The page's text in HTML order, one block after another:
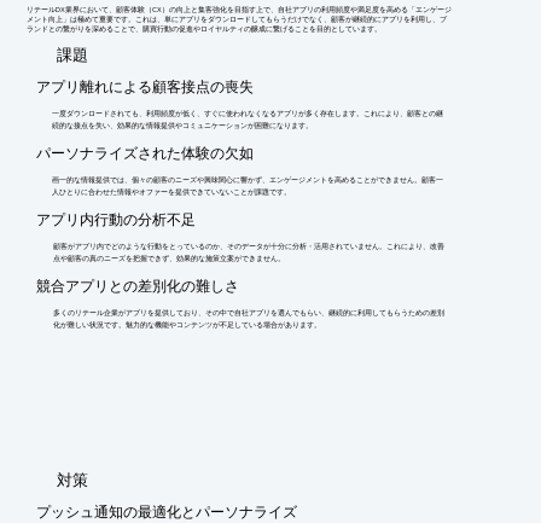
リテールDX業界において、顧客体験（CX）の向上と集客強化を目指す上で、自社アプリの利用頻度や満足度を高める「エンゲージ
メント向上」は極めて重要です。これは、単にアプリをダウンロードしてもらうだけでなく、顧客が継続的にアプリを利用し、ブ
ランドとの繋がりを深めることで、購買行動の促進やロイヤルティの醸成に繋げることを目的としています。
​課題
アプリ離れによる顧客接点の喪失
一度ダウンロードされても、利用頻度が低く、すぐに使われなくなるアプリが多く存在します。これにより、顧客との継
続的な接点を失い、効果的な情報提供やコミュニケーションが困難になります。
パーソナライズされた体験の欠如
画一的な情報提供では、個々の顧客のニーズや興味関心に響かず、エンゲージメントを高めることができません。顧客一
人ひとりに合わせた情報やオファーを提供できていないことが課題です。
アプリ内行動の分析不足
顧客がアプリ内でどのような行動をとっているのか、そのデータが十分に分析・活用されていません。これにより、改善
点や顧客の真のニーズを把握できず、効果的な施策立案ができません。
競合アプリとの差別化の難しさ
多くのリテール企業がアプリを提供しており、その中で自社アプリを選んでもらい、継続的に利用してもらうための差別
化が難しい状況です。魅力的な機能やコンテンツが不足している場合があります。
​対策
プッシュ通知の最適化とパーソナライズ